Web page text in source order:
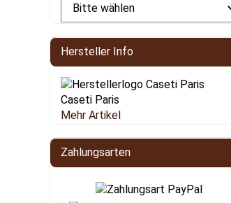
Hersteller Info
Caseti Paris
Mehr Artikel
Zahlungsarten